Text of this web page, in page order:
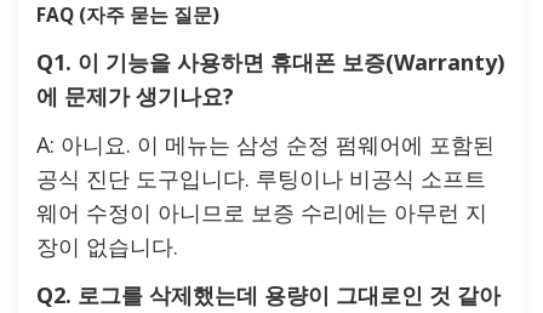
FAQ (자주 묻는 질문)
Q1. 이 기능을 사용하면 휴대폰 보증(Warranty)
에 문제가 생기나요?
A: 아니요. 이 메뉴는 삼성 순정 펌웨어에 포함된
공식 진단 도구입니다. 루팅이나 비공식 소프트
웨어 수정이 아니므로 보증 수리에는 아무런 지
장이 없습니다.
Q2. 로그를 삭제했는데 용량이 그대로인 것 같아